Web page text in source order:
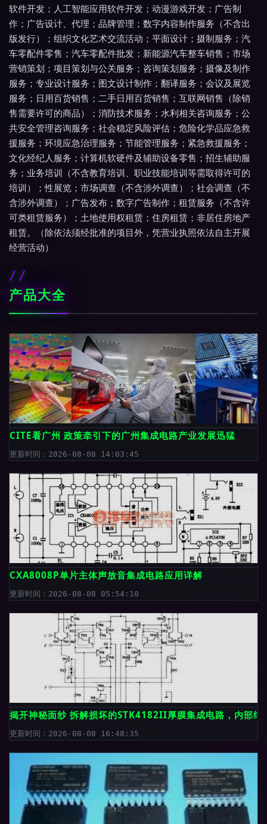
软件开发；人工智能应用软件开发；动漫游戏开发；广告制
作；广告设计、代理；品牌管理；数字内容制作服务（不含出
版发行）；组织文化艺术交流活动；平面设计；摄制服务；汽
车零配件零售；汽车零配件批发；新能源汽车整车销售；市场
营销策划；项目策划与公关服务；咨询策划服务；摄像及制作
服务；专业设计服务；图文设计制作；翻译服务；会议及展览
服务；日用百货销售；二手日用百货销售；互联网销售（除销
售需要许可的商品）；消防技术服务；水利相关咨询服务；公
共安全管理咨询服务；社会稳定风险评估；危险化学品应急救
援服务；环境应急治理服务；节能管理服务；紧急救援服务；
文化经纪人服务；计算机软硬件及辅助设备零售；招生辅助服
务；业务培训（不含教育培训、职业技能培训等需取得许可的
培训）；性展览；市场调查（不含涉外调查）；社会调查（不
含涉外调查）；广告发布；数字广告制作；租赁服务（不含许
可类租赁服务）；土地使用权租赁；住房租赁；非居住房地产
租赁。（除依法须经批准的项目外，凭营业执照依法自主开展
经营活动）
产品大全
CITE看广州 政策牵引下的广州集成电路产业发展迅猛
更新时间：2026-08-08 14:03:45
CXA8008P单片主体声放音集成电路应用详解
更新时间：2026-08-08 05:54:10
揭开神秘面纱 拆解损坏的STK4182II厚膜集成电路，内部结
更新时间：2026-08-08 16:48:35